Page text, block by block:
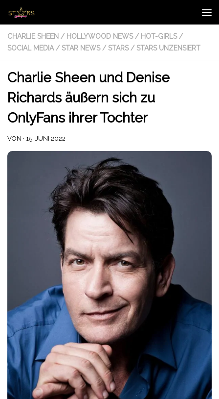
Zum Inhalt springen
CHARLIE SHEEN / HOLLYWOOD NEWS / HOT-GIRLS /
SOCIAL MEDIA / STAR NEWS / STARS / STARS UNZENSIERT
Charlie Sheen und Denise
Richards äußern sich zu
OnlyFans ihrer Tochter
VON · 15. JUNI 2022